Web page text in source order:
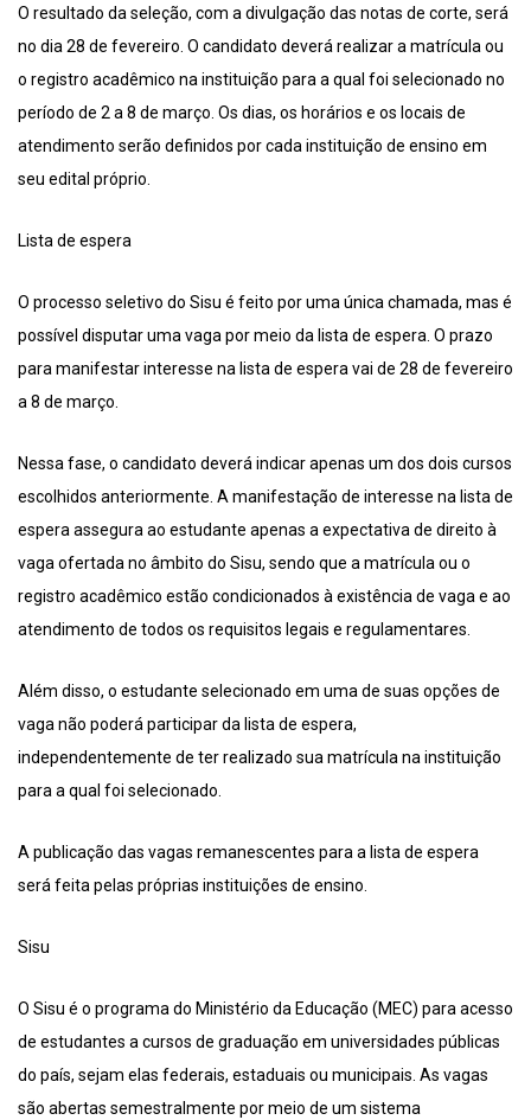
O resultado da seleção, com a divulgação das notas de corte, será
no dia 28 de fevereiro. O candidato deverá realizar a matrícula ou
o registro acadêmico na instituição para a qual foi selecionado no
período de 2 a 8 de março. Os dias, os horários e os locais de
atendimento serão definidos por cada instituição de ensino em
seu edital próprio.
Lista de espera
O processo seletivo do Sisu é feito por uma única chamada, mas é
possível disputar uma vaga por meio da lista de espera. O prazo
para manifestar interesse na lista de espera vai de 28 de fevereiro
a 8 de março.
Nessa fase, o candidato deverá indicar apenas um dos dois cursos
escolhidos anteriormente. A manifestação de interesse na lista de
espera assegura ao estudante apenas a expectativa de direito à
vaga ofertada no âmbito do Sisu, sendo que a matrícula ou o
registro acadêmico estão condicionados à existência de vaga e ao
atendimento de todos os requisitos legais e regulamentares.
Além disso, o estudante selecionado em uma de suas opções de
vaga não poderá participar da lista de espera,
independentemente de ter realizado sua matrícula na instituição
para a qual foi selecionado.
A publicação das vagas remanescentes para a lista de espera
será feita pelas próprias instituições de ensino.
Sisu
O Sisu é o programa do Ministério da Educação (MEC) para acesso
de estudantes a cursos de graduação em universidades públicas
do país, sejam elas federais, estaduais ou municipais. As vagas
são abertas semestralmente por meio de um sistema